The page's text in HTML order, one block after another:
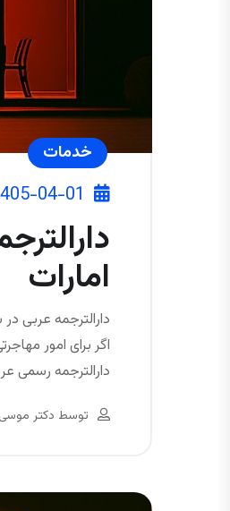
خدمات
04-01
امارات
دارالترجمه عربی
اگر برای امور
دارالترجمه رسمی
توسط دکتر